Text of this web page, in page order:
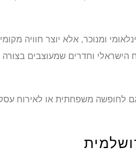
ומנוכר, אלא יוצר חוויה
וחדרים שמעוצבים בצורה
לחופשה משפחתית או לאירוח